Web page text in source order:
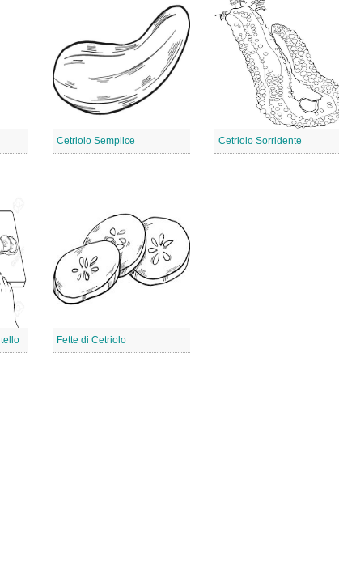
Cetriolo Semplice Cetriolo Sorridente
Fette di Cetriolo